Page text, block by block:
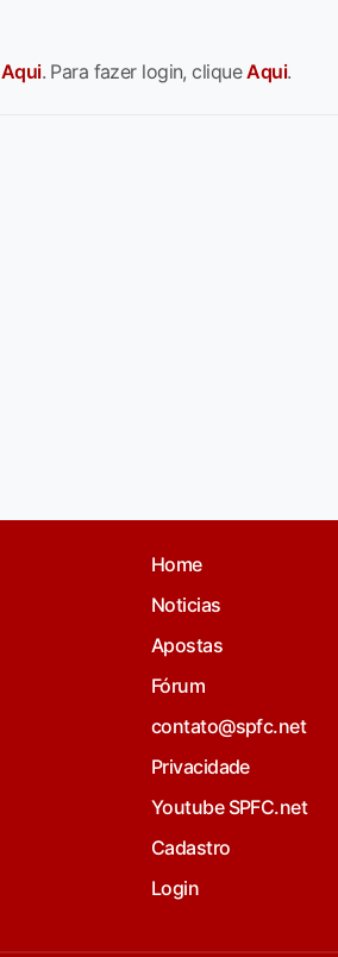
Aqui. Para fazer login, cliqueAqui.
Home
Noticias
Apostas
Fórum
contato@spfc.net
Privacidade
Youtube SPFC.net
Cadastro
Login